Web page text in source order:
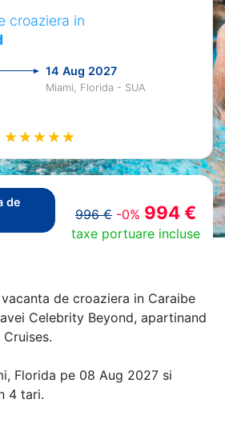
croaziera in
14 Aug 2027
Miami, Florida - SUA
de
996 € -0% 994 €
taxe portuare incluse
de croaziera in Caraibe
Celebrity Beyond, apartinand
Florida pe 08 Aug 2027 si
4 tari.